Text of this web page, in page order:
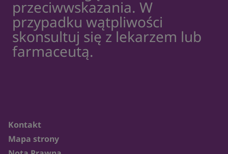
przeciwwskazania. W
przypadku wątpliwości
skonsultuj się z lekarzem lub
farmaceutą.
Kontakt
Mapa strony